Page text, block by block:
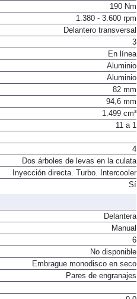
190 Nm
1.380 - 3.600 rpm
Delantero transversal
3
En línea
Aluminio
Aluminio
82 mm
94,6 mm
1.499 cm³
11 a 1
4
Dos árboles de levas en la culata
Inyección directa. Turbo. Intercooler
Sí
Delantera
Manual
6
No disponible
Embrague monodisco en seco
Pares de engranajes